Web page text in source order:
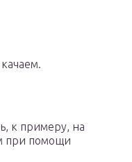
к примеру, на
при помощи